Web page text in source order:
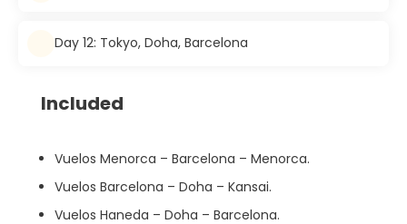
Day 12: Tokyo, Doha, Barcelona
Included
Vuelos Menorca – Barcelona – Menorca.
Vuelos Barcelona – Doha – Kansai.
Vuelos Haneda – Doha – Barcelona.